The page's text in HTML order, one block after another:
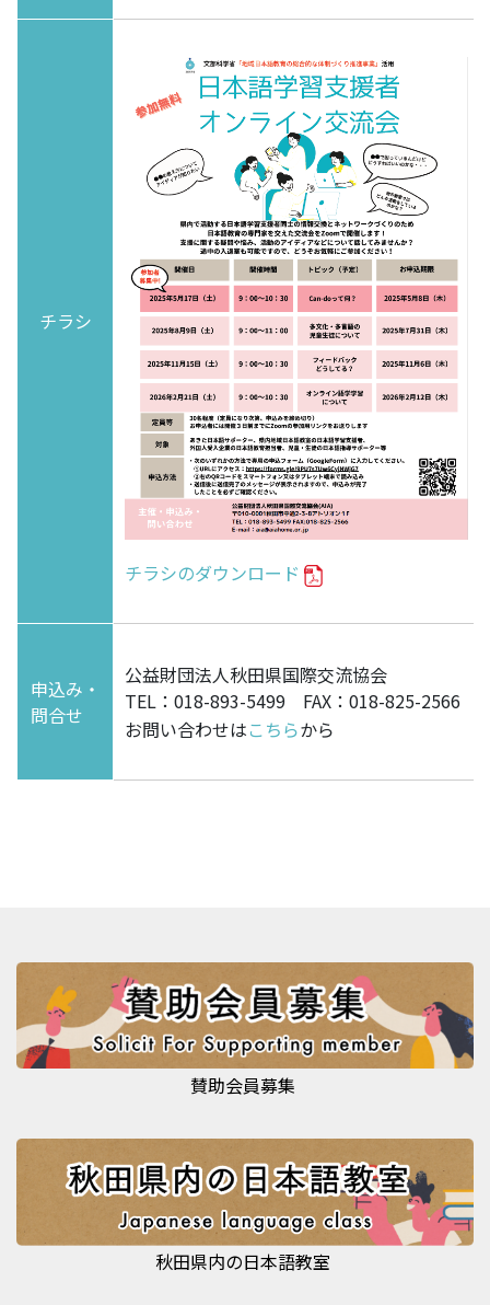
チラシ
チラシのダウンロード
申込み・
問合せ
公益財団法人秋田県国際交流協会
TEL：018-893-5499 FAX：018-825-2566
お問い合わせはこちらから
賛助会員募集
秋田県内の日本語教室